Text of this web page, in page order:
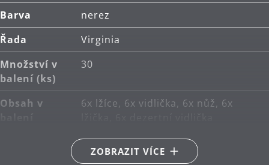
Barva
nerez
Řada
Virginia
Množství v
balení (ks)
30
Obsah v
6x lžíce, 6x vidlička, 6x nůž, 6x
Cromargan protect®
ZOBRAZIT VÍCE